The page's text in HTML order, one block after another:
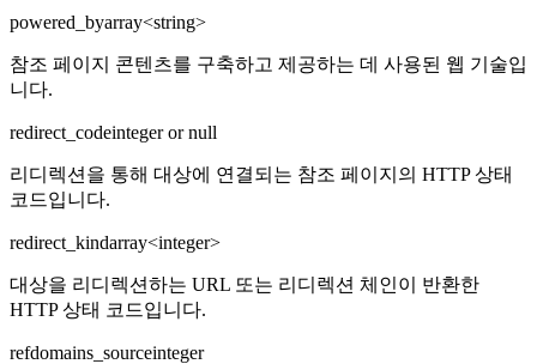
powered_byarray<string>
참조 페이지 콘텐츠를 구축하고 제공하는 데 사용된 웹 기술입
니다.
redirect_codeinteger or null
리디렉션을 통해 대상에 연결되는 참조 페이지의 HTTP 상태
코드입니다.
redirect_kindarray<integer>
대상을 리디렉션하는 URL 또는 리디렉션 체인이 반환한
HTTP 상태 코드입니다.
refdomains_sourceinteger